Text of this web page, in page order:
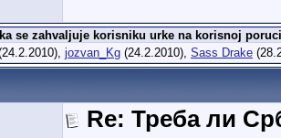
se zahvaljuje korisniku urke na korisnoj
jozvan_Kg(24.2.2010), Sass Drake
Re: Треба ли